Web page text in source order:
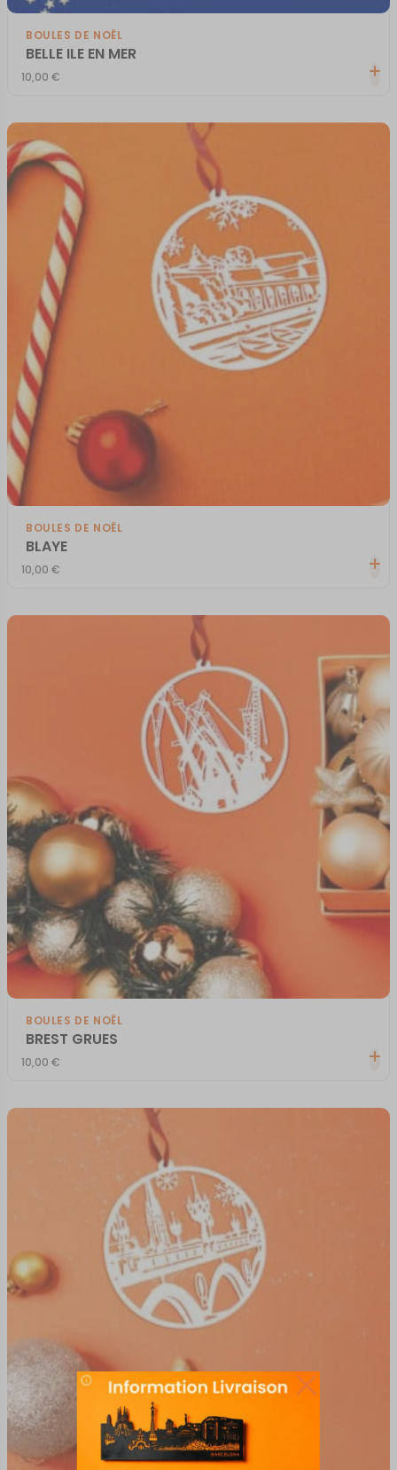
BOULES DE NOËL
BELLE ILE EN MER
10,00 €
BOULES DE NOËL
BLAYE
10,00 €
BOULES DE NOËL
BREST GRUES
10,00 €